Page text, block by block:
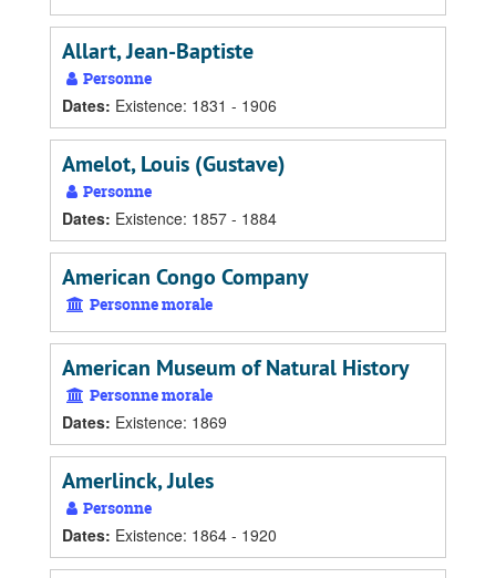
Allart, Jean-Baptiste
Personne
Dates: Existence: 1831 - 1906
Amelot, Louis (Gustave)
Personne
Dates: Existence: 1857 - 1884
American Congo Company
Personne morale
American Museum of Natural History
Personne morale
Dates: Existence: 1869
Amerlinck, Jules
Personne
Dates: Existence: 1864 - 1920